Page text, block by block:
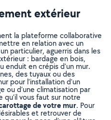
extérieur
la plateforme collaborative
en relation avec un
particulier, aguerris dans les
: bardage en bois,
en crépis d’un mur.
des tuyaux ou des
pour l’installation d’un
ou d’une climatisation par
qu’il vous faut sur notre
de votre mur. Pour
et retrouver de